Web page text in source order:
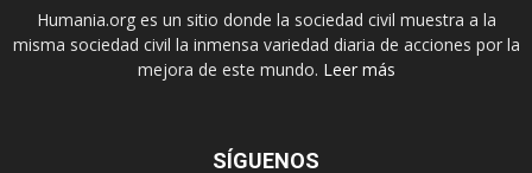
Humania.org es un sitio donde la sociedad civil muestra a la
misma sociedad civil la inmensa variedad diaria de acciones por la
mejora de este mundo. Leer más
SÍGUENOS